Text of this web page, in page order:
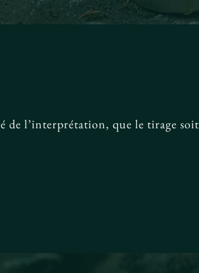
de l’interprétation, que le tirage